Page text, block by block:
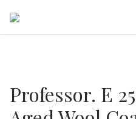
Professor. E